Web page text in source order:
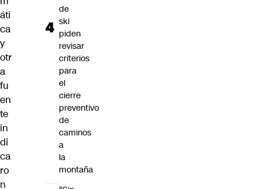
áti
ca
y
otr
a
fu
en
te
in
di
ca
ro
n
de
ski
piden
revisar
criterios
para
el
cierre
preventivo
de
caminos
a
la
montaña